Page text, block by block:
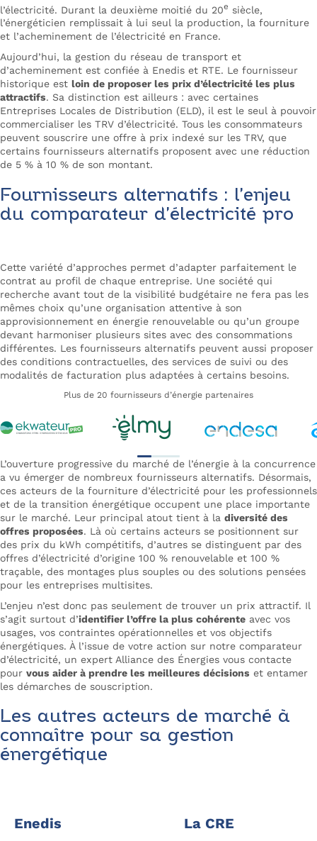
l’électricité. Durant la deuxième moitié du 20e siècle,
l’énergéticien remplissait à lui seul la production, la fourniture
et l’acheminement de l’électricité en France.
Aujourd’hui, la gestion du réseau de transport et
d’acheminement est confiée à Enedis et RTE. Le fournisseur
historique est loin de proposer les prix d’électricité les plus
attractifs. Sa distinction est ailleurs : avec certaines
Entreprises Locales de Distribution (ELD), il est le seul à pouvoir
commercialiser les TRV d’électricité. Tous les consommateurs
peuvent souscrire une offre à prix indexé sur les TRV, que
certains fournisseurs alternatifs proposent avec une réduction
de 5 % à 10 % de son montant.
Fournisseurs alternatifs : l’enjeu
du comparateur d’électricité pro
Cette variété d’approches permet d’adapter parfaitement le
contrat au profil de chaque entreprise. Une société qui
recherche avant tout de la visibilité budgétaire ne fera pas les
mêmes choix qu’une organisation attentive à son
approvisionnement en énergie renouvelable ou qu’un groupe
devant harmoniser plusieurs sites avec des consommations
différentes. Les fournisseurs alternatifs peuvent aussi proposer
des conditions contractuelles, des services de suivi ou des
modalités de facturation plus adaptées à certains besoins.
Plus de 20 fournisseurs d’énergie partenaires
L’ouverture progressive du marché de l’énergie à la concurrence
a vu émerger de nombreux fournisseurs alternatifs. Désormais,
ces acteurs de la fourniture d’électricité pour les professionnels
et de la transition énergétique occupent une place importante
sur le marché. Leur principal atout tient à la diversité des
offres proposées. Là où certains acteurs se positionnent sur
des prix du kWh compétitifs, d’autres se distinguent par des
offres d’électricité d’origine 100 % renouvelable et 100 %
traçable, des montages plus souples ou des solutions pensées
pour les entreprises multisites.
L’enjeu n’est donc pas seulement de trouver un prix attractif. Il
s’agit surtout d’identifier l’offre la plus cohérente avec vos
usages, vos contraintes opérationnelles et vos objectifs
énergétiques. À l’issue de votre action sur notre comparateur
d’électricité, un expert Alliance des Énergies vous contacte
pour vous aider à prendre les meilleures décisions et entamer
les démarches de souscription.
Les autres acteurs de marché à
connaître pour sa gestion
énergétique
Enedis La CRE